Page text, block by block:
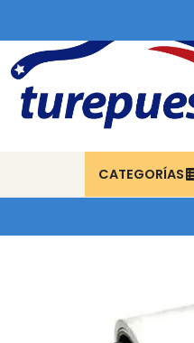
CATEGORÍAS